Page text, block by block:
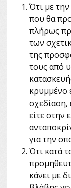
Ότι με
που θα
πλήρως
των
της
τους από
κρυμμένο
σχεδίαση,
είτε στην
για την
Ότι κατά
κάνει με